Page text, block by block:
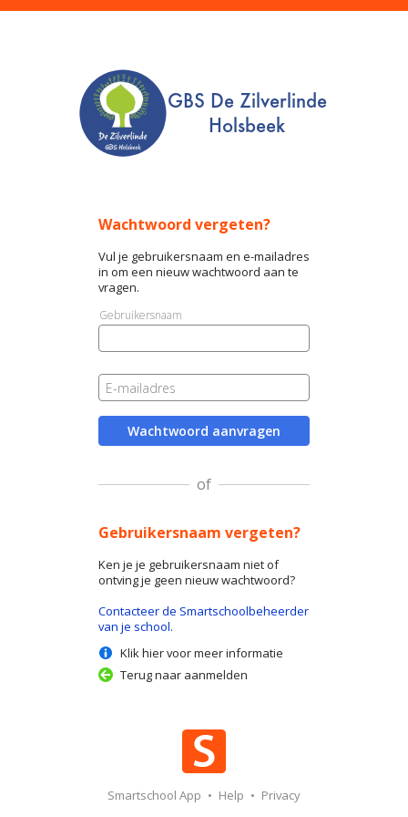
Wachtwoord vergeten?
Vul je gebruikersnaam en e-mailadres
in om een nieuw wachtwoord aan te
vragen.
Gebruikersnaam
E-mailadres
Wachtwoord aanvragen
of
Gebruikersnaam vergeten?
Ken je je gebruikersnaam niet of
ontving je geen nieuw wachtwoord?
Contacteer de Smartschoolbeheerder
van je school.
Klik hier voor meer informatie
Terug naar aanmelden
Smartschool App • Help • Privacy